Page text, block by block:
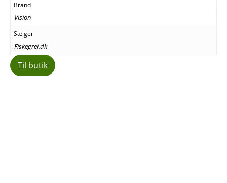
Brand
Vision
Sælger
Fiskegrej.dk
Til butik